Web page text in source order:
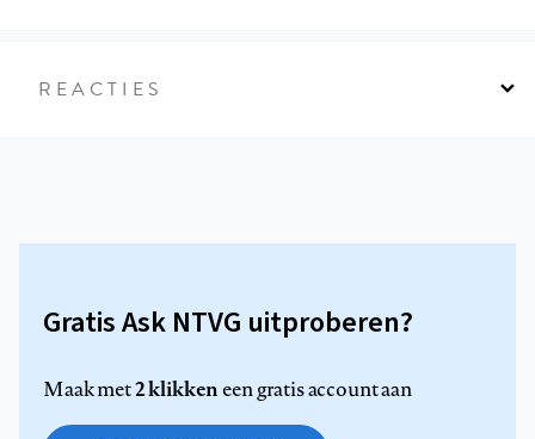
REACTIES
Gratis Ask NTVG uitproberen?
Maak met2 klikkeneen gratis account aan